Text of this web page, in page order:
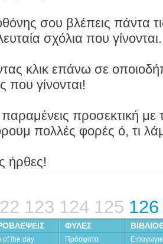
σου βλέπεις πάντα
σχόλια που γίνονται.
κλικ επάνω σε
που γίνονται!
προσεκτική
πολλές φορές ό, τι
ήρθες!
123 124 125 126
of the day
ΦΥΛΕΣ
Πρόσφατα